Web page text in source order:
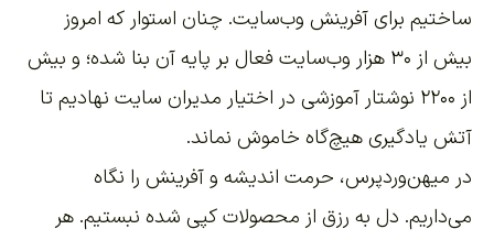
ساختیم برای آفرینش وب‌سایت. چنان استوار که امروز
بیش از ۳۰ هزار وب‌سایت فعال بر پایه آن بنا شده؛ و بیش
از ۲۲۰۰
نوشتار آموزشی در اختیار مدیران سایت نهادیم تا
آتش یادگیری هیچ‌گاه خاموش نماند.
در میهن‌وردپرس، حرمت اندیشه و آفرینش را نگاه
می‌داریم. دل به رزق از محصولات کپی شده نبستیم. هر